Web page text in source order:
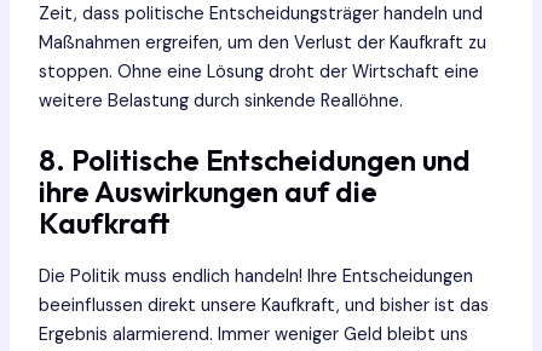
Zeit, dass politische Entscheidungsträger handeln und
Maßnahmen ergreifen, um den Verlust der Kaufkraft zu
stoppen. Ohne eine Lösung droht der Wirtschaft eine
weitere Belastung durch sinkende Reallöhne.
8. Politische Entscheidungen und
ihre Auswirkungen auf die
Kaufkraft
Die Politik muss endlich handeln! Ihre Entscheidungen
beeinflussen direkt unsere Kaufkraft, und bisher ist das
Ergebnis alarmierend. Immer weniger Geld bleibt uns